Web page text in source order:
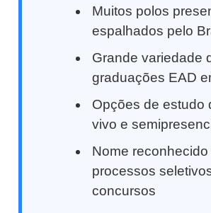
Muitos polos
espalhados pelo
Grande variedade
graduações EAD
Opções de estudo
vivo e
Nome reconhecido
processos
concursos